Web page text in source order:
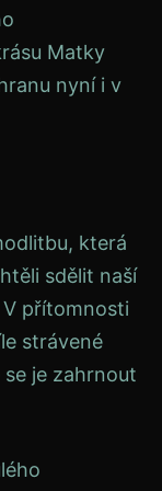
Matky
nyní i v
která
sdělit naší
přítomnosti
strávené
je zahrnout